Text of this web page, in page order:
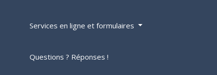
Services en ligne et formulaires
Questions ? Réponses !